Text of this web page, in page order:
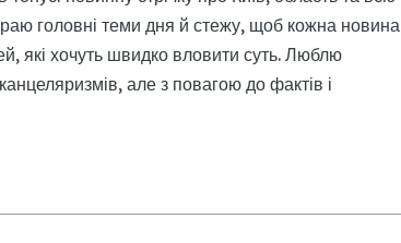
головні теми дня й стежу, щоб кожна новина
які хочуть швидко вловити суть. Люблю
але з повагою до фактів і